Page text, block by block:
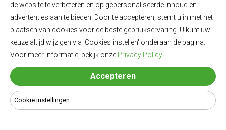
Gewicht
2741 kg
Bagageruimte
1030 Ll
de website te verbeteren en op gepersonaliseerde inhoud en
advertenties aan te bieden. Door te accepteren, stemt u in met het
plaatsen van cookies voor de beste gebruikservaring. U kunt uw
keuze altijd wijzigen via 'Cookies instellen' onderaan de pagina.
Voor meer informatie, bekijk onze Privacy Policy.
Accepteren
Cookie instellingen